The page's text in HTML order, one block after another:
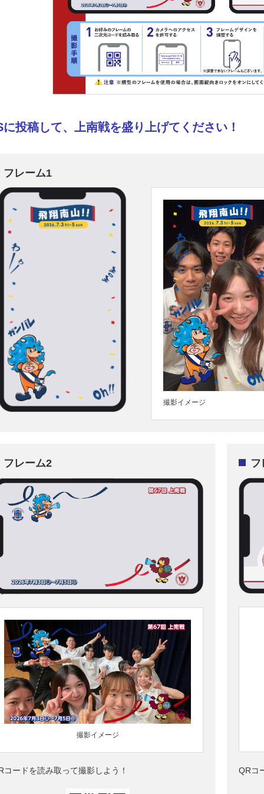
に投稿して、上南戦を盛り上げてください！
フレーム1
撮影イメージ
フレーム2
撮影イメージ
コードを読み取って撮影しよう！ QRコ